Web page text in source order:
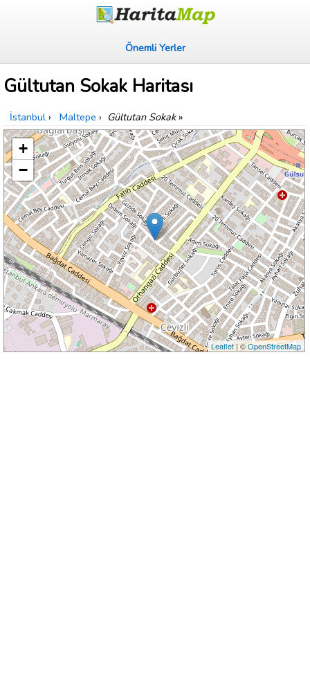
Önemli Yerler
Gültutan Sokak Haritası
İstanbul › Maltepe › Gültutan Sokak»
+
−
Leaflet| ©OpenStreetMap